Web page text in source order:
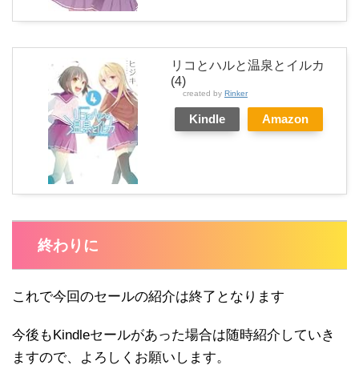
リコとハルと温泉とイルカ
(4)
created by Rinker
Kindle Amazon
終わりに
これで今回のセールの紹介は終了となります
今後もKindleセールがあった場合は随時紹介していき
ますので、よろしくお願いします。